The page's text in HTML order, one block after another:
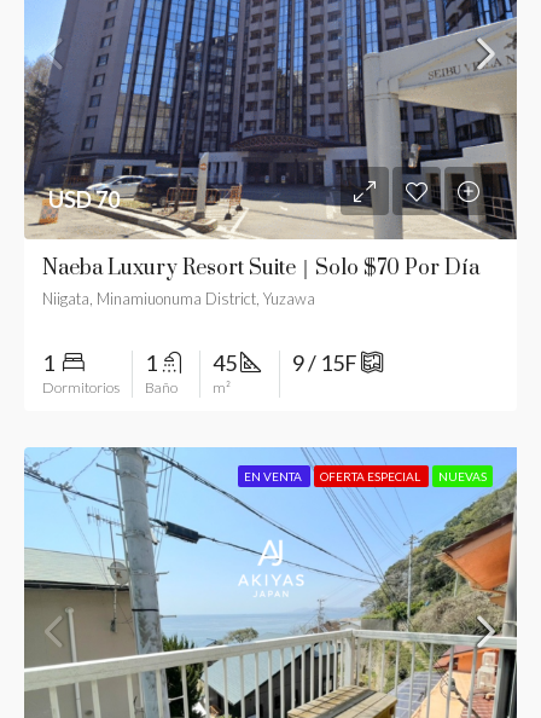
USD 70
Naeba Luxury Resort Suite｜Solo $70 Por Día
Niigata, Minamiuonuma District, Yuzawa
1
Dormitorios
1
Baño
45
m²
9 / 15F
EN VENTA OFERTA ESPECIAL NUEVAS